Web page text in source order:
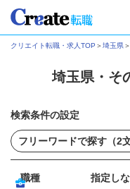
クリエイト転職・求人TOP ＞埼玉県＞
埼玉県・そ
検索条件の設定
職種 指定し